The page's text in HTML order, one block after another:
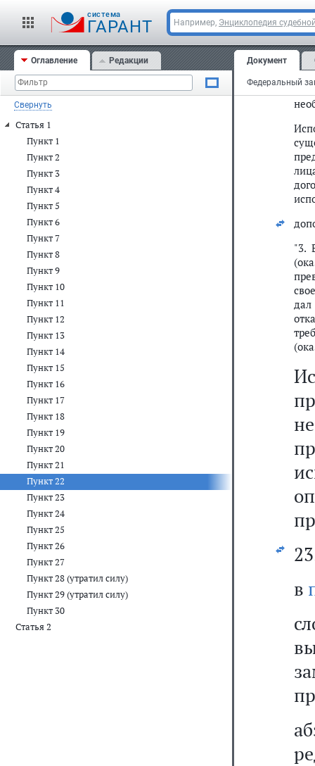
cистема
ГАРАНТ Например, Энциклопедия
Оглавление Редакции
Свернуть
Статья 1
Пункт 1
Пункт 2
Пункт 3
Пункт 4
Пункт 5
Пункт 6
Пункт 7
Пункт 8
Пункт 9
Пункт 10
Пункт 11
Пункт 12
Пункт 13
Пункт 14
Пункт 15
Пункт 16
Пункт 17
Пункт 18
Пункт 19
Пункт 20
Пункт 21
Пункт 22
Пункт 23
Пункт 24
Пункт 25
Пункт 26
Пункт 27
Пункт 28 (утратил силу)
Пункт 29 (утратил силу)
Пункт 30
Статья 2
Документ
"2.
"3.
в